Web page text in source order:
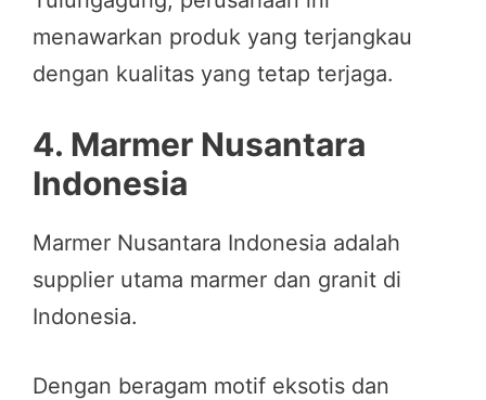
menawarkan produk yang terjangkau
dengan kualitas yang tetap terjaga.
4. Marmer Nusantara
Indonesia
Marmer Nusantara Indonesia adalah
supplier utama marmer dan granit di
Indonesia.
Dengan beragam motif eksotis dan